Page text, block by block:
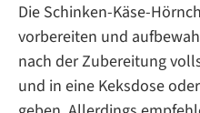
Die Schinken-Käse-
vorbereiten und
nach der Zubereitung
und in eine Keksdose